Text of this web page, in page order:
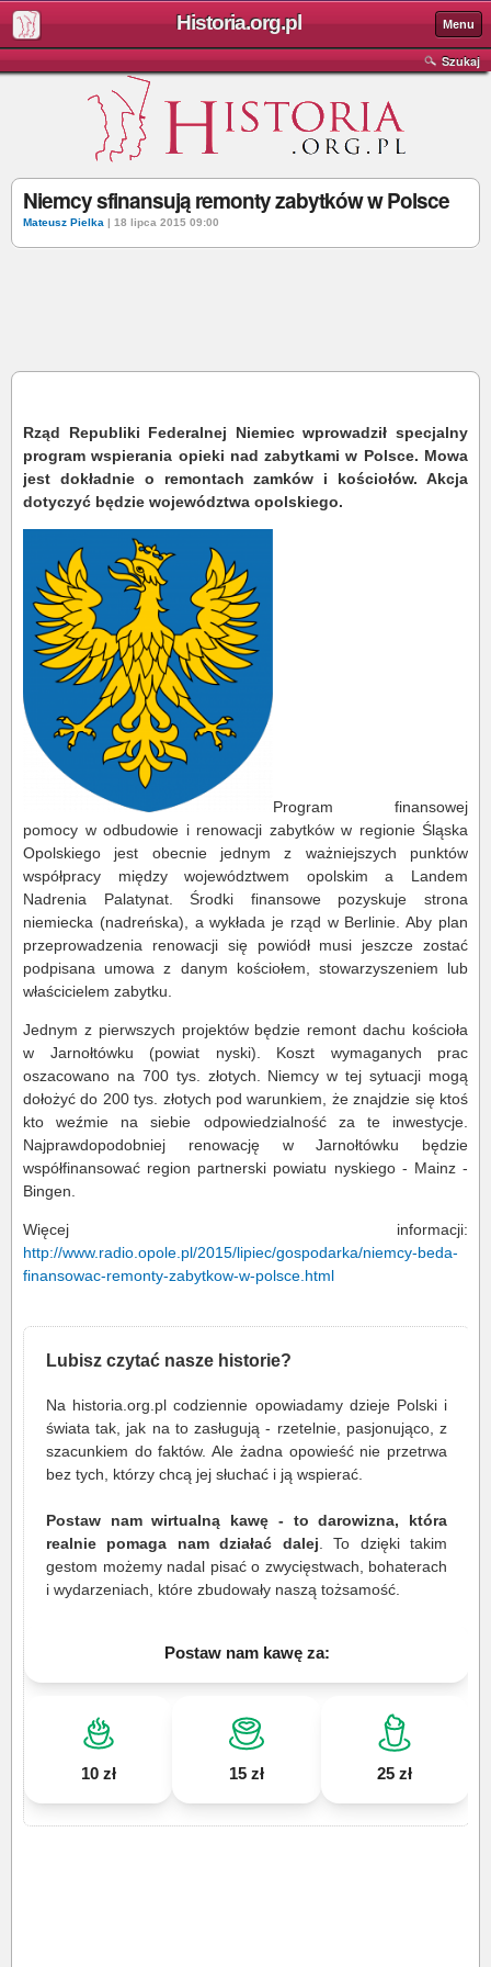
Historia.org.pl Menu
Szukaj
Niemcy sfinansują remonty zabytków w Polsce
Mateusz Pielka | 18 lipca 2015 09:00
Rząd Republiki Federalnej Niemiec wprowadził specjalny
program wspierania opieki nad zabytkami w Polsce. Mowa
jest dokładnie o remontach zamków i kościołów. Akcja
dotyczyć będzie województwa opolskiego.
Program finansowej
pomocy w odbudowie i renowacji zabytków w regionie Śląska
Opolskiego jest obecnie jednym z ważniejszych punktów
współpracy między województwem opolskim a Landem
Nadrenia Palatynat. Środki finansowe pozyskuje strona
niemiecka (nadreńska), a wykłada je rząd w Berlinie. Aby plan
przeprowadzenia renowacji się powiódł musi jeszcze zostać
podpisana umowa z danym kościołem, stowarzyszeniem lub
właścicielem zabytku.
Jednym z pierwszych projektów będzie remont dachu kościoła
w Jarnołtówku (powiat nyski). Koszt wymaganych prac
oszacowano na 700 tys. złotych. Niemcy w tej sytuacji mogą
dołożyć do 200 tys. złotych pod warunkiem, że znajdzie się ktoś
kto weźmie na siebie odpowiedzialność za te inwestycje.
Najprawdopodobniej renowację w Jarnołtówku będzie
współfinansować region partnerski powiatu nyskiego - Mainz -
Bingen.
Więcej informacji:
http://www.radio.opole.pl/2015/lipiec/gospodarka/niemcy-beda-
finansowac-remonty-zabytkow-w-polsce.html
Lubisz czytać nasze historie?
Na historia.org.pl codziennie opowiadamy dzieje Polski i
świata tak, jak na to zasługują - rzetelnie, pasjonująco, z
szacunkiem do faktów. Ale żadna opowieść nie przetrwa
bez tych, którzy chcą jej słuchać i ją wspierać.
Postaw nam wirtualną kawę - to darowizna, która
realnie pomaga nam działać dalej . To dzięki takim
gestom możemy nadal pisać o zwycięstwach, bohaterach
i wydarzeniach, które zbudowały naszą tożsamość.
Postaw nam kawę za:
10 zł 15 zł 25 zł